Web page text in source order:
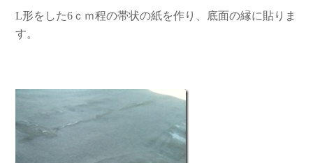
L形をした6ｃｍ程の帯状の紙を作り、底面の縁に貼りま
す。